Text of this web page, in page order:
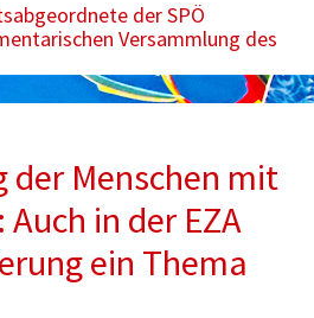
der SPÖ
Versammlung des
der Menschen mit
in der EZA
ein Thema